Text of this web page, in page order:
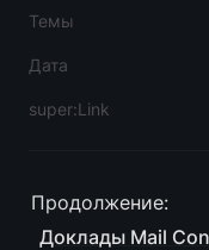
Темы
Дата
super:Link
Продолжение:
Доклады Mail